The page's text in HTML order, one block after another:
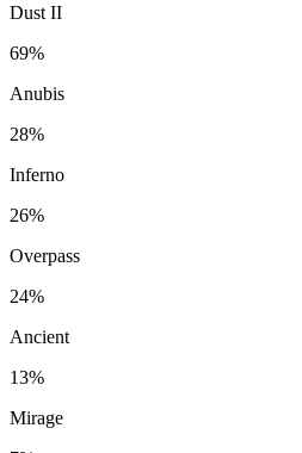
Dust II
69%
Anubis
28%
Inferno
26%
Overpass
24%
Ancient
13%
Mirage